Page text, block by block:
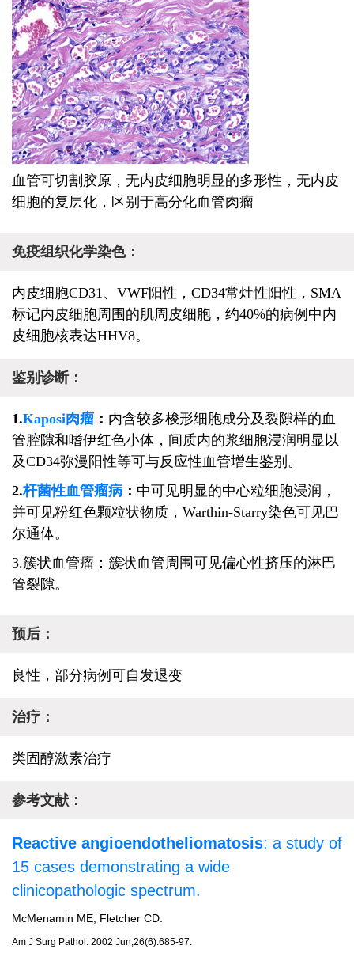
血管可切割胶原，无内皮细胞明显的多形性，无内皮
细胞的复层化，区别于高分化血管肉瘤
免疫组织化学染色：
内皮细胞CD31、VWF阳性，CD34常灶性阳性，SMA
标记内皮细胞周围的肌周皮细胞，约40%的病例中内
皮细胞核表达HHV8。
鉴别诊断：
1.Kaposi肉瘤 ： 内含较多梭形细胞成分及裂隙样的血
管腔隙和嗜伊红色小体，间质内的浆细胞浸润明显以
及CD34弥漫阳性等可与反应性血管增生鉴别。
2.杆菌性血管瘤病 ： 中可见明显的中心粒细胞浸润，
并可见粉红色颗粒状物质，Warthin-Starry染色可见巴
尔通体。
3.簇状血管瘤：簇状血管周围可见偏心性挤压的淋巴
管裂隙。
预后：
良性，部分病例可自发退变
治疗：
类固醇激素治疗
参考文献：
Reactive angioendotheliomatosis: a study of
15 cases demonstrating a wide
clinicopathologic spectrum.
McMenamin ME, Fletcher CD.
Am J Surg Pathol . 2002 Jun;26(6):685-97.